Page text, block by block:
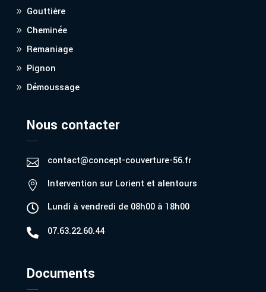
Gouttière
Cheminée
Remaniage
Pignon
Démoussage
Nous contacter
 contact@concept-couverture-56.fr

Intervention sur Lorient et alentours

Lundi à vendredi de 08h00 à 18h00
 07.63.22.60.44
Documents